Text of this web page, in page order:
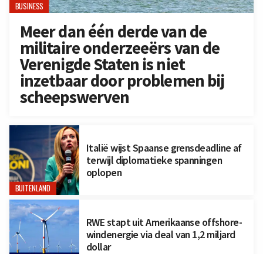
BUSINESS
Meer dan één derde van de
militaire onderzeeërs van de
Verenigde Staten is niet
inzetbaar door problemen bij
scheepswerven
BUITENLAND
Italië wijst Spaanse grensdeadline af
terwijl diplomatieke spanningen
oplopen
RWE stapt uit Amerikaanse offshore-
windenergie via deal van 1,2 miljard
dollar